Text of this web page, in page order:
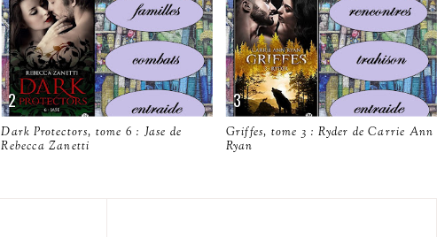
Dark Protectors, tome 6 : Jase de
Rebecca Zanetti
Griffes, tome 3 : Ryder de Carrie Ann
Ryan